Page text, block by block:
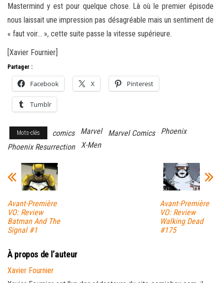
Mastermind y est pour quelque chose. Là où le premier épisode
nous laissait une impression pas désagréable mais un sentiment de
« faut voir… », cette suite passe la vitesse supérieure.
[Xavier Fournier]
Partager :
Facebook X Pinterest
Tumblr
Mots-clés comics Marvel Marvel Comics
Phoenix
Phoenix Resurrection
X-Men
Avant-Première
VO: Review
Batman And The
Signal #1
Avant-Première
VO: Review
Walking Dead
#175
À propos de l’auteur
Xavier Fournier